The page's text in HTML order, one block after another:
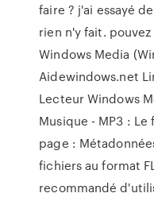
faire ? j'ai essayé
rien n'y fait.
Windows Media
Aidewindows.net
Lecteur Windows
Musique - MP3 : Le
page :
fichiers au format
recommandé